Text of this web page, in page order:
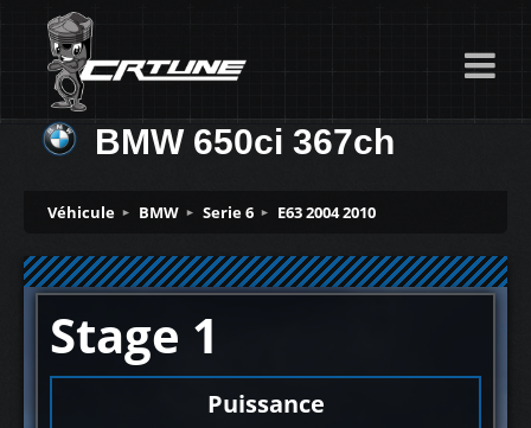
BMW 650ci 367ch
Véhicule BMW Serie 6 E63 2004 2010
Stage 1
Puissance